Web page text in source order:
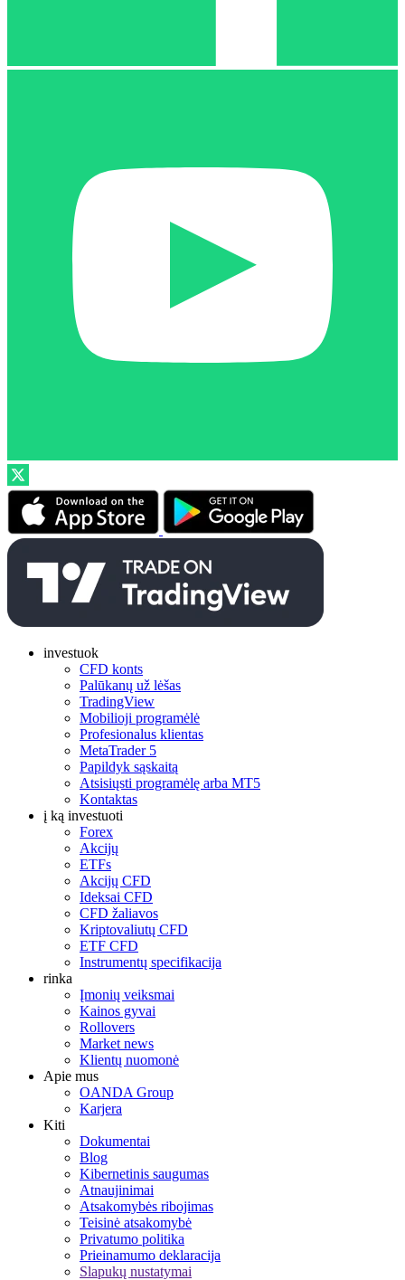
investuok
CFD konts
Palūkanų už lėšas
TradingView
Mobilioji programėlė
Profesionalus klientas
MetaTrader 5
Papildyk sąskaitą
Atsisiųsti programėlę arba MT5
Kontaktas
į ką investuoti
Forex
Akcijų
ETFs
Akcijų CFD
Ideksai CFD
CFD žaliavos
Kriptovaliutų CFD
ETF CFD
Instrumentų specifikacija
rinka
Įmonių veiksmai
Kainos gyvai
Rollovers
Market news
Klientų nuomonė
Apie mus
OANDA Group
Karjera
Kiti
Dokumentai
Blog
Kibernetinis saugumas
Atnaujinimai
Atsakomybės ribojimas
Teisinė atsakomybė
Privatumo politika
Prieinamumo deklaracija
Slapukų nustatymai